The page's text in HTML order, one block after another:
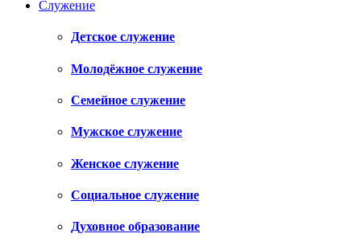
Служение
Детское служение
Молодёжное служение
Семейное служение
Мужское служение
Женское служение
Социальное служение
Духовное образование